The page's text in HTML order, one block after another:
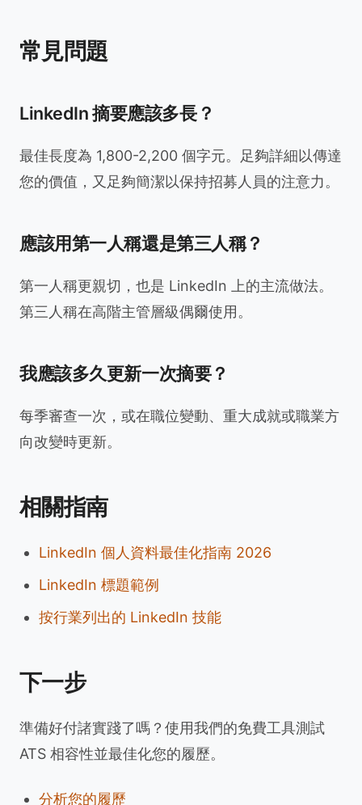
常見問題
LinkedIn 摘要應該多長？
最佳長度為 1,800-2,200 個字元。足夠詳細以傳達
您的價值，又足夠簡潔以保持招募人員的注意力。
應該用第一人稱還是第三人稱？
第一人稱更親切，也是 LinkedIn 上的主流做法。
第三人稱在高階主管層級偶爾使用。
我應該多久更新一次摘要？
每季審查一次，或在職位變動、重大成就或職業方
向改變時更新。
相關指南
LinkedIn 個人資料最佳化指南 2026
LinkedIn 標題範例
按行業列出的 LinkedIn 技能
下一步
準備好付諸實踐了嗎？使用我們的免費工具測試
ATS 相容性並最佳化您的履歷。
分析您的履歷